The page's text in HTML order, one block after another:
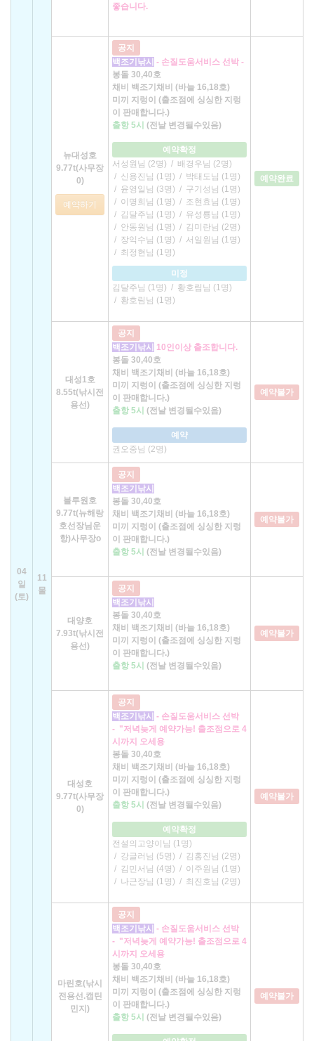
04
일
(토)
11
물
좋습니다.
뉴대성호
9.77t(사무장
0)
예약하기
공지
백조기낚시 - 손질도움서비스 선박 -
봉돌 30,40호
채비 백조기채비 (바늘 16,18호)
미끼 지렁이 (출조점에 싱싱한 지렁
이 판매합니다.)
출항 5시 (전날 변경될수있음)
예약확정
서성원님 (2명) / 배경우님 (2명)
/ 신용진님 (1명) / 박태도님 (1명)
/ 윤영일님 (3명) / 구기성님 (1명)
/ 이명희님 (1명) / 조현효님 (1명)
/ 김달주님 (1명) / 유성룡님 (1명)
/ 안동원님 (1명) / 김미란님 (2명)
/ 장익수님 (1명) / 서일원님 (1명)
/ 최정현님 (1명)
미정
김달주님 (1명) / 황호림님 (1명)
/ 황호림님 (1명)
예약완료
대성1호
8.55t(낚시전
용선)
공지
백조기낚시 10인이상 출조합니다.
봉돌 30,40호
채비 백조기채비 (바늘 16,18호)
미끼 지렁이 (출조점에 싱싱한 지렁
이 판매합니다.)
출항 5시 (전날 변경될수있음)
예약
권오중님 (2명)
예약불가
블루원호
9.77t(뉴해랑
호선장님운
항)사무장o
공지
백조기낚시
봉돌 30,40호
채비 백조기채비 (바늘 16,18호)
미끼 지렁이 (출조점에 싱싱한 지렁
이 판매합니다.)
출항 5시 (전날 변경될수있음)
예약불가
대양호
7.93t(낚시전
용선)
공지
백조기낚시
봉돌 30,40호
채비 백조기채비 (바늘 16,18호)
미끼 지렁이 (출조점에 싱싱한 지렁
이 판매합니다.)
출항 5시 (전날 변경될수있음)
예약불가
대성호
9.77t(사무장
0)
공지
백조기낚시 - 손질도움서비스 선박
- "저녁늦게 예약가능! 출조점으로 4
시까지 오세용
봉돌 30,40호
채비 백조기채비 (바늘 16,18호)
미끼 지렁이 (출조점에 싱싱한 지렁
이 판매합니다.)
출항 5시 (전날 변경될수있음)
예약확정
전설의고양이님 (1명)
/ 강글러님 (5명) / 김홍진님 (2명)
/ 김민서님 (4명) / 이주원님 (1명)
/ 나근장님 (1명) / 최진호님 (2명)
예약불가
마린호(낚시
전용선.캡틴
민지)
공지
백조기낚시 - 손질도움서비스 선박
- "저녁늦게 예약가능! 출조점으로 4
시까지 오세용
봉돌 30,40호
채비 백조기채비 (바늘 16,18호)
미끼 지렁이 (출조점에 싱싱한 지렁
이 판매합니다.)
출항 5시 (전날 변경될수있음)
예약불가